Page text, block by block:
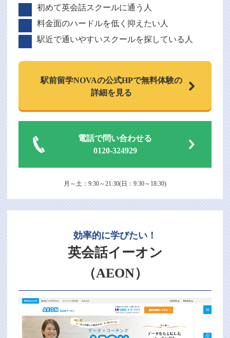
初めて英会話スクールに通う人
料金面のハードルを低く抑えたい人
駅近で通いやすいスクールを探している人
駅前留学NOVAの公式HPで無料体験の
詳細を見る
電話で問い合わせる
0120-324929
月～土：9:30～21:30(日：9:30～18:30)
効率的に学びたい！
英会話イーオン
（AEON）